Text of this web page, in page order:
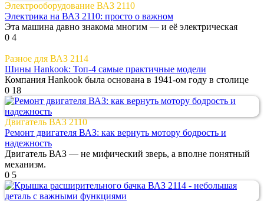
Электрооборудование ВАЗ 2110
Электрика на ВАЗ 2110: просто о важном
Эта машина давно знакома многим — и её электрическая
0 4
Разное для ВАЗ 2114
Шины Hankook: Топ-4 самые практичные модели
Компания Hankook была основана в 1941-ом году в столице
0 18
Двигатель ВАЗ 2110
Ремонт двигателя ВАЗ: как вернуть мотору бодрость и
надежность
Двигатель ВАЗ — не мифический зверь, а вполне понятный
механизм.
0 5